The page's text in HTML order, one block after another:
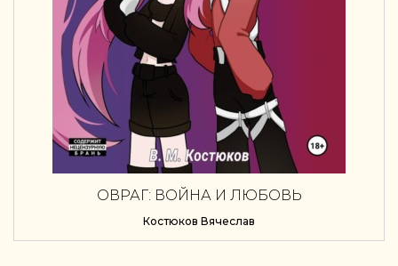
ОВРАГ: ВОЙНА И ЛЮБОВЬ
Костюков Вячеслав